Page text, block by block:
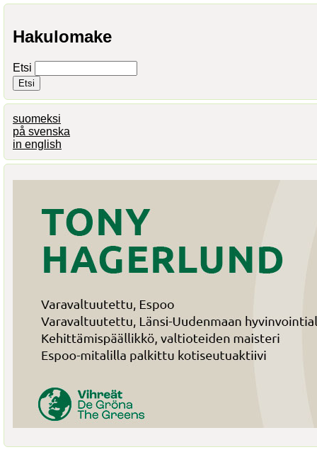
Hakulomake
Etsi
suomeksi
på svenska
in english